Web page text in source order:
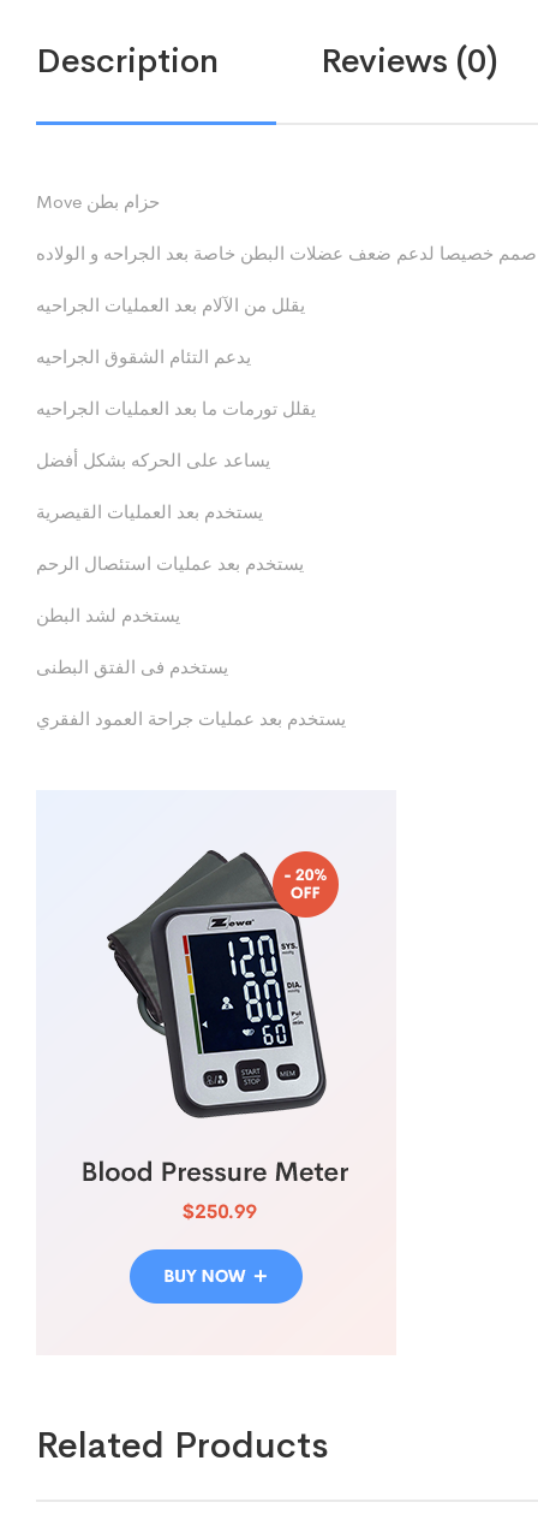
Description Reviews (0)
Move حزام بطن
صمم خصيصا لدعم ضعف عضلات البطن خاصة بعد الجراحه و الولاده
يقلل من الآلام بعد العمليات الجراحيه
يدعم التئام الشقوق الجراحيه
يقلل تورمات ما بعد العمليات الجراحيه
يساعد على الحركه بشكل أفضل
يستخدم بعد العمليات القيصرية
يستخدم بعد عمليات استئصال الرحم
يستخدم لشد البطن
يستخدم فى الفتق البطنى
يستخدم بعد عمليات جراحة العمود الفقري
Related Products